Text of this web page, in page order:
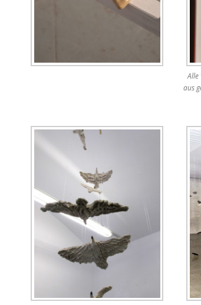
Alle
aus